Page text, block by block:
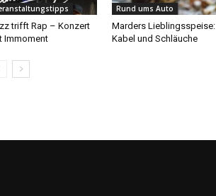
trifft Rap – Konzert
Immoment
Rund ums Auto
Marders Lieblingsspeise:
Kabel und Schläuche